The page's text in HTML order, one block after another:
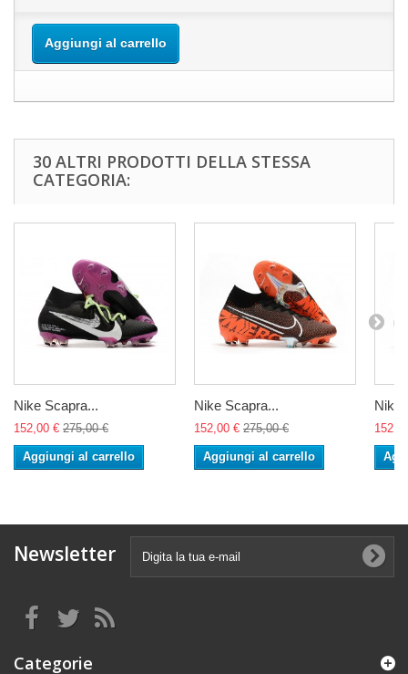
Aggiungi al carrello
30 ALTRI PRODOTTI DELLA STESSA
CATEGORIA:
Nike Scapra...
152,00 € 275,00 €
Aggiungi al carrello
Nike Scapra...
152,00 € 275,00 €
Aggiungi al carrello
Nike
Newsletter
Categorie